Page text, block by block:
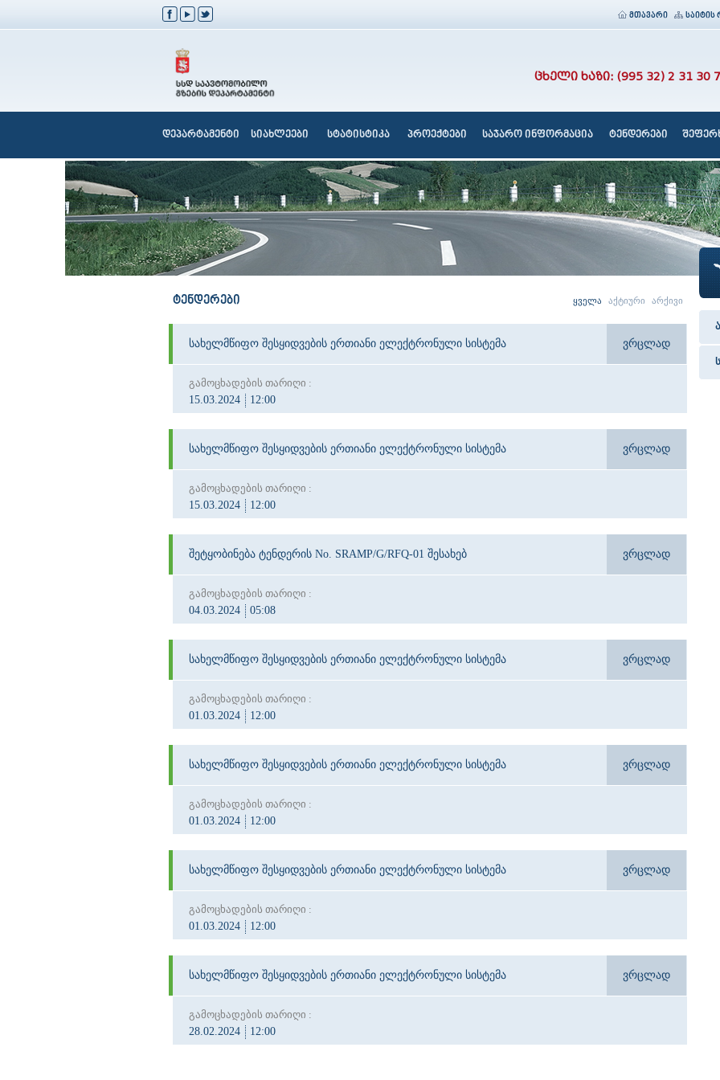
მთავარი საიტის
ცხელი ხაზი: (995 32) 2 31 30
დეპარტამენტი სიახლეები სტატისტიკა პროექტები საჯარო ინფორმაცია ტენდერები
ტენდერები ყველა აქტიური არქივი
სახელმწიფო შესყიდვების ერთიანი ელექტრონული სისტემა ვრცლად
გამოცხადების თარიღი :
15.03.2024
12:00
სახელმწიფო შესყიდვების ერთიანი ელექტრონული სისტემა ვრცლად
გამოცხადების თარიღი :
15.03.2024
12:00
შეტყობინება ტენდერის No. SRAMP/G/RFQ-01 შესახებ ვრცლად
გამოცხადების თარიღი :
04.03.2024
05:08
სახელმწიფო შესყიდვების ერთიანი ელექტრონული სისტემა ვრცლად
გამოცხადების თარიღი :
01.03.2024
12:00
სახელმწიფო შესყიდვების ერთიანი ელექტრონული სისტემა ვრცლად
გამოცხადების თარიღი :
01.03.2024
12:00
სახელმწიფო შესყიდვების ერთიანი ელექტრონული სისტემა ვრცლად
გამოცხადების თარიღი :
01.03.2024
12:00
სახელმწიფო შესყიდვების ერთიანი ელექტრონული სისტემა ვრცლად
გამოცხადების თარიღი :
28.02.2024
12:00